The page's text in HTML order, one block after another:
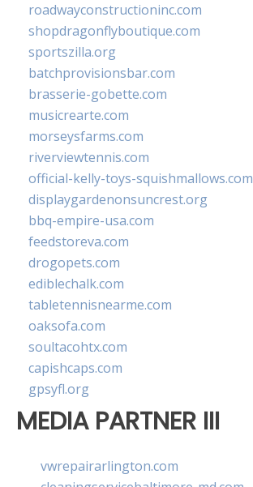
roadwayconstructioninc.com
shopdragonflyboutique.com
sportszilla.org
batchprovisionsbar.com
brasserie-gobette.com
musicrearte.com
morseysfarms.com
riverviewtennis.com
official-kelly-toys-squishmallows.com
displaygardenonsuncrest.org
bbq-empire-usa.com
feedstoreva.com
drogopets.com
ediblechalk.com
tabletennisnearme.com
oaksofa.com
soultacohtx.com
capishcaps.com
gpsyfl.org
MEDIA PARTNER III
vwrepairarlington.com